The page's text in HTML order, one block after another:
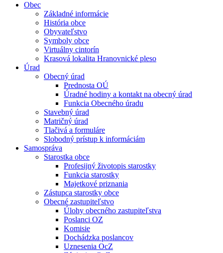
Obec
Základné informácie
História obce
Obyvateľstvo
Symboly obce
Virtuálny cintorín
Krasová lokalita Hranovnické pleso
Úrad
Obecný úrad
Prednosta OÚ
Úradné hodiny a kontakt na obecný úrad
Funkcia Obecného úradu
Stavebný úrad
Matričný úrad
Tlačivá a formuláre
Slobodný prístup k informáciám
Samospráva
Starostka obce
Profesijný životopis starostky
Funkcia starostky
Majetkové priznania
Zástupca starostky obce
Obecné zastupiteľstvo
Úlohy obecného zastupiteľstva
Poslanci OZ
Komisie
Dochádzka poslancov
Uznesenia OcZ